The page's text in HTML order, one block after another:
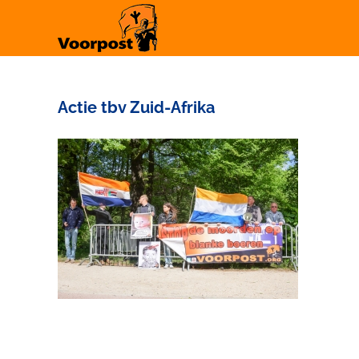
Actie tbv Zuid-Afrika